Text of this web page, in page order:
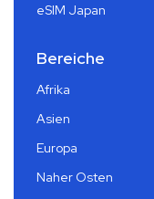
eSIM Japan
Bereiche
Afrika
Asien
Europa
Naher Osten